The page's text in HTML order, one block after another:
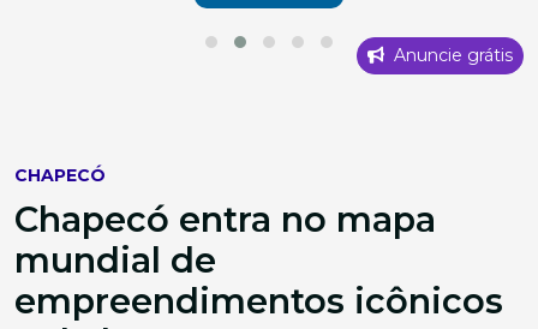
Anuncie grátis
CHAPECÓ
Chapecó entra no mapa
mundial de
empreendimentos icônicos